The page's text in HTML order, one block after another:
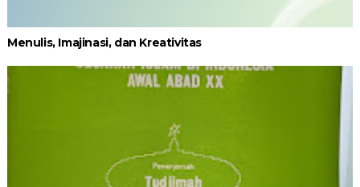
Menulis, Imajinasi, dan Kreativitas